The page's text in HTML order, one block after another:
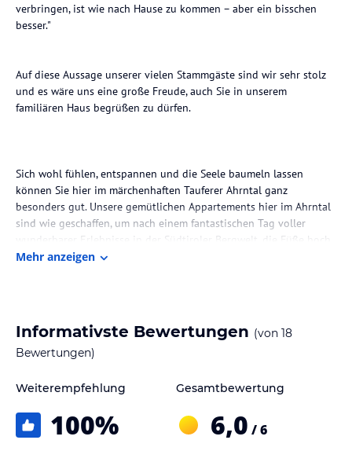
verbringen, ist wie nach Hause zu kommen – aber ein bisschen
besser."
Auf diese Aussage unserer vielen Stammgäste sind wir sehr stolz
und es wäre uns eine große Freude, auch Sie in unserem
familiären Haus begrüßen zu dürfen.
Sich wohl fühlen, entspannen und die Seele baumeln lassen
können Sie hier im märchenhaften Tauferer Ahrntal ganz
besonders gut. Unsere gemütlichen Appartements hier im Ahrntal
sind wie geschaffen, um nach einem fantastischen Tag voller
wunderbarer Erlebnisse in der Südtiroler Bergwelt, die Füße hoch
zu legen und sich einfach nur pudelwohl zu fühlen.
Im hauseigenen Restaurant „Rosmarin“ locken herzhafte
Fleischgerichte, riesige Salatplatten und die besten Nachspeisen.
Wenn Sie keine Lust zum Kochen haben, können Sie sich ganz
einem guten Glas Wein verwöhnen lassen.
Mehr anzeigen
Informativste Bewertungen (von 18
Bewertungen)
Weiterempfehlung
100%
Gesamtbewertung
6,0 / 6